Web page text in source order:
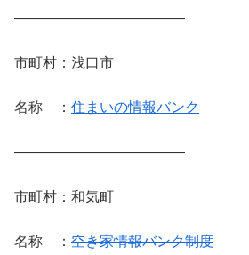
————————————
市町村：浅口市
名称 ： 住まいの情報バンク
————————————
市町村：和気町
名称 ： 空き家情報バンク制度